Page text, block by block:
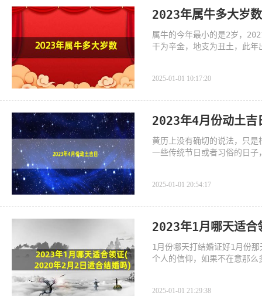
2023年属牛多大岁数
属牛的今年最小的是2岁，
干为辛金，地支为丑土，此
2025-01-01 10:17:20
2023年4月份动土吉
黄历上没有确切的说法，只
一些传统节日或者习俗的日
2025-01-01 20:54:17
2023年1月哪天适
1月份哪天打结婚证好1月份
个人的信仰，如果不在意那
2025-01-01 21:29:38